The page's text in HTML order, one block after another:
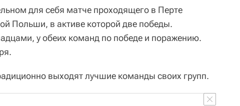
для себя матче проходящего в Перте
Польши, в активе которой две победы.
у обеих команд по победе и поражению.
выходят лучшие команды своих групп.